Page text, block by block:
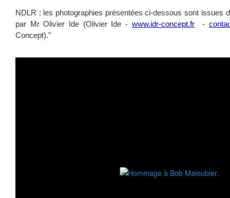
NDLR : les photographies présentées ci-dessous sont issues
par Mr Olivier Ide (Olivier Ide - www.idr-concept.fr-
Concept)."